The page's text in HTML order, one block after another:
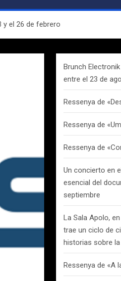
y el 26 de febrero
Brunch
entre el 23 de
Ressenya de
Ressenya de
Ressenya de
Un concierto en
esencial del
septiembre
La Sala Apolo,
trae un ciclo de
historias sobre
Ressenya de «A